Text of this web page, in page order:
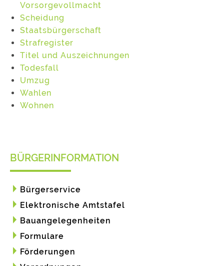
Vorsorgevollmacht
Scheidung
Staatsbürgerschaft
Strafregister
Titel und Auszeichnungen
Todesfall
Umzug
Wahlen
Wohnen
BÜRGERINFORMATION
Bürgerservice
Elektronische Amtstafel
Bauangelegenheiten
Formulare
Förderungen